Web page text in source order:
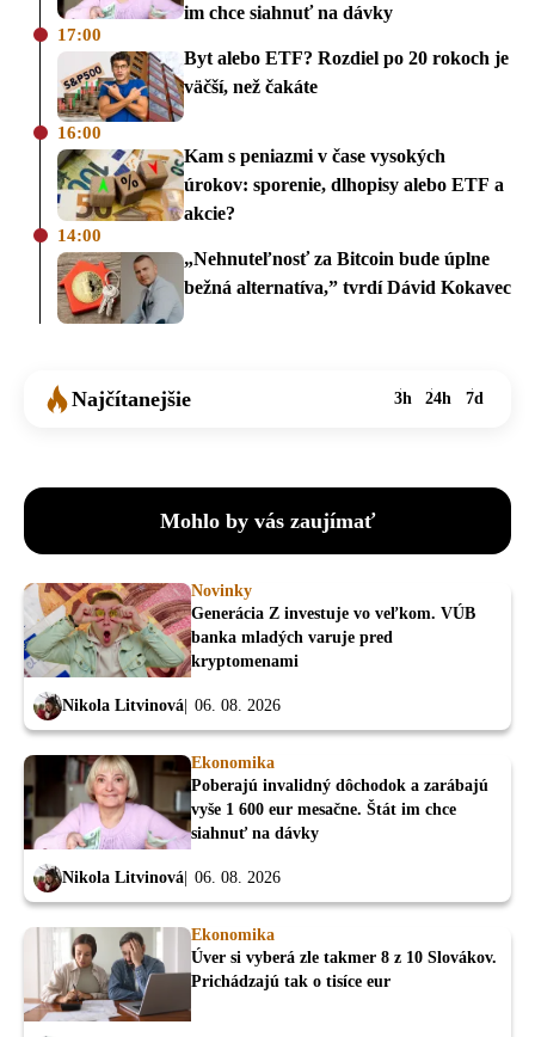
im chce siahnuť na dávky
17:00
Byt alebo ETF? Rozdiel po 20 rokoch je
väčší, než čakáte
16:00
Kam s peniazmi v čase vysokých
úrokov: sporenie, dlhopisy alebo ETF a
akcie?
14:00
„Nehnuteľnosť za Bitcoin bude úplne
bežná alternatíva,” tvrdí Dávid Kokavec
Najčítanejšie 3h 24h 7d
Mohlo by vás zaujímať
Novinky
Generácia Z investuje vo veľkom. VÚB
banka mladých varuje pred
kryptomenami
Nikola Litvinová 06. 08. 2026
Ekonomika
Poberajú invalidný dôchodok a zarábajú
vyše 1 600 eur mesačne. Štát im chce
siahnuť na dávky
Nikola Litvinová 06. 08. 2026
Ekonomika
Úver si vyberá zle takmer 8 z 10 Slovákov.
Prichádzajú tak o tisíce eur